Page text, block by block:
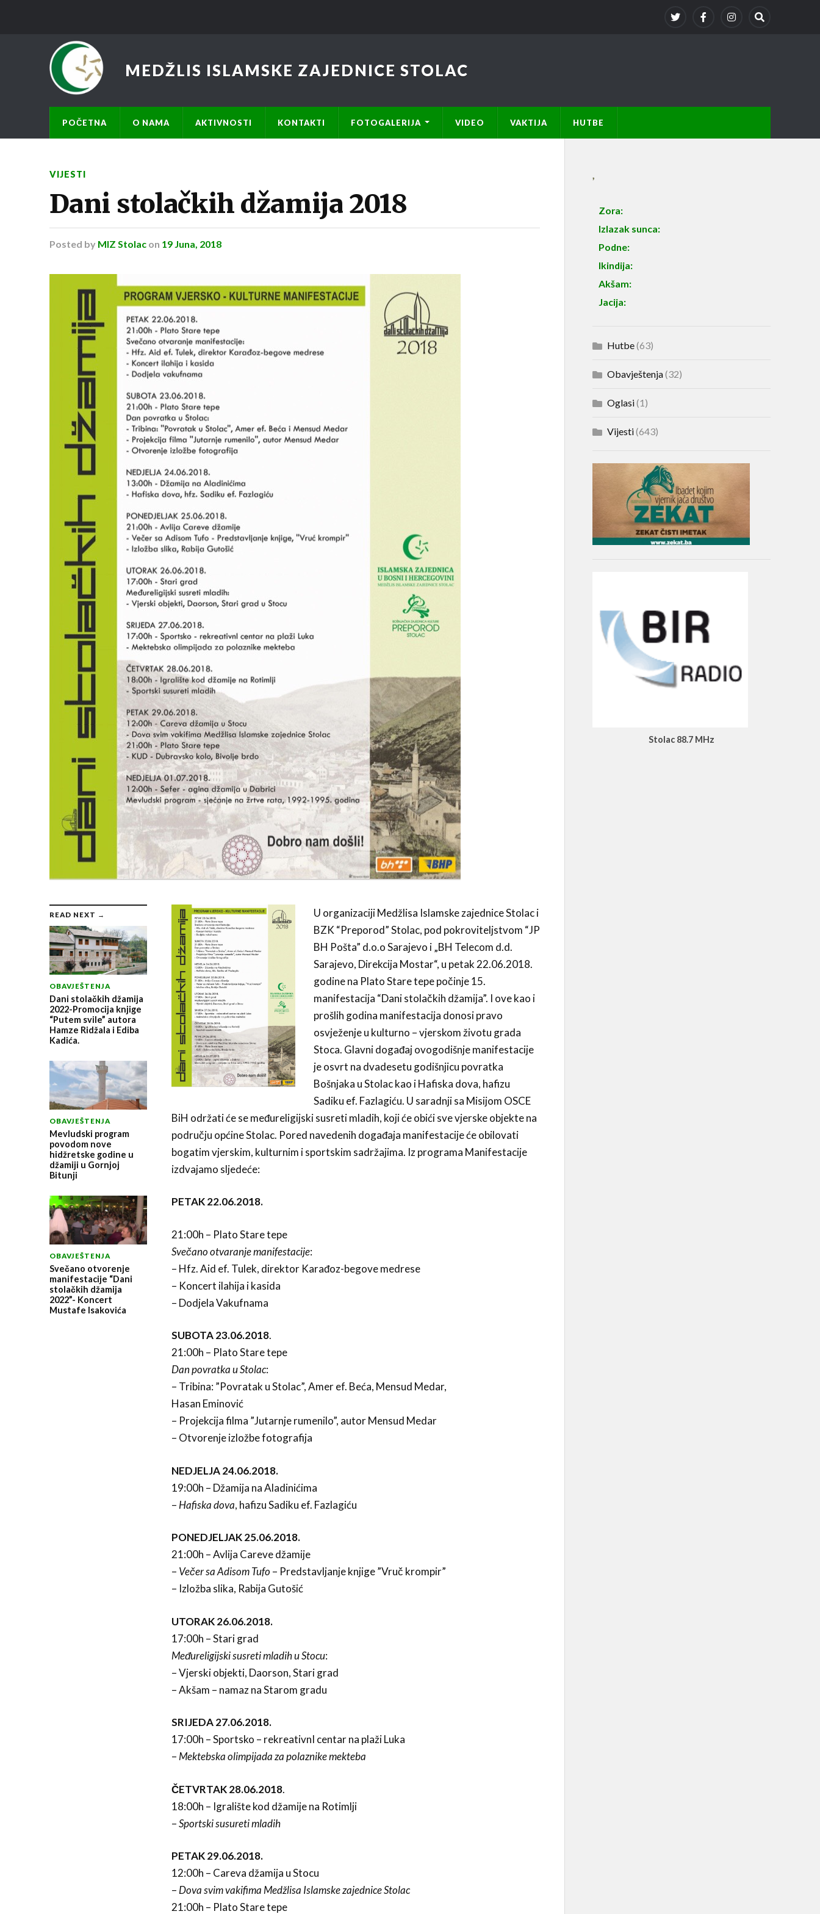
MEDŽLIS ISLAMSKE ZAJEDNICE STOLAC
POČETNA O NAMA AKTIVNOSTI KONTAKTI FOTOGALERIJA VIDEO VAKTIJA HUTBE
VIJESTI
Dani stolačkih džamija 2018
Posted by MIZ Stolac on 19 Juna, 2018
READ NEXT →
OBAVJEŠTENJA
Dani stolačkih džamija
2022-Promocija knjige
“Putem svile” autora
Hamze Ridžala i Ediba
Kadića.
OBAVJEŠTENJA
Mevludski program
povodom nove
hidžretske godine u
džamiji u Gornjoj
Bitunji
OBAVJEŠTENJA
Svečano otvorenje
manifestacije “Dani
stolačkih džamija
2022”- Koncert
Mustafe Isakovića
U organizaciji Medžlisa Islamske zajednice Stolac i
BZK “Preporod” Stolac, pod pokroviteljstvom “JP
BH Pošta” d.o.o Sarajevo i „BH Telecom d.d.
Sarajevo, Direkcija Mostar“, u petak 22.06.2018.
godine na Plato Stare tepe počinje 15.
manifestacija “Dani stolačkih džamija”. I ove kao i
prošlih godina manifestacija donosi pravo
osvježenje u kulturno – vjerskom životu grada
Stoca. Glavni događaj ovogodišnje manifestacije
je osvrt na dvadesetu godišnjicu povratka
Bošnjaka u Stolac kao i Hafiska dova, hafizu
Sadiku ef. Fazlagiću. U saradnji sa Misijom OSCE
BiH održati će se međureligijski susreti mladih, koji će obići sve vjerske objekte na
području općine Stolac. Pored navedenih događaja manifestacije će obilovati
bogatim vjerskim, kulturnim i sportskim sadržajima. Iz programa Manifestacije
izdvajamo sljedeće:
PETAK 22.06.2018.
21:00h – Plato Stare tepe
Svečano otvaranje manifestacije:
– Hfz. Aid ef. Tulek, direktor Karađoz-begove medrese
– Koncert ilahija i kasida
– Dodjela Vakufnama
SUBOTA 23.06.2018.
21:00h – Plato Stare tepe
Dan povratka u Stolac:
– Tribina: ”Povratak u Stolac”, Amer ef. Beća, Mensud Medar,
Hasan Eminović
– Projekcija filma ”Jutarnje rumenilo”, autor Mensud Medar
– Otvorenje izložbe fotografija
NEDJELJA 24.06.2018.
19:00h – Džamija na Aladinićima
– Hafiska dova, hafizu Sadiku ef. Fazlagiću
PONEDJELJAK 25.06.2018.
21:00h – Avlija Careve džamije
– Večer sa Adisom Tufo – Predstavljanje knjige ”Vruč krompir”
– Izložba slika, Rabija Gutošić
UTORAK 26.06.2018.
17:00h – Stari grad
Međureligijski susreti mladih u Stocu:
– Vjerski objekti, Daorson, Stari grad
– Akšam – namaz na Starom gradu
SRIJEDA 27.06.2018.
17:00h – Sportsko – rekreativnI centar na plaži Luka
– Mektebska olimpijada za polaznike mekteba
ČETVRTAK 28.06.2018.
18:00h – Igralište kod džamije na Rotimlji
–Sportski susureti mladih
PETAK 29.06.2018.
12:00h – Careva džamija u Stocu
– Dova svim vakifima Medžlisa Islamske zajednice Stolac
21:00h – Plato Stare tepe
,
Zora:
Izlazak sunca:
Podne:
Ikindija:
Akšam:
Jacija:
Hutbe(63)
Obavještenja(32)
Oglasi(1)
Vijesti(643)
Stolac 88.7 MHz